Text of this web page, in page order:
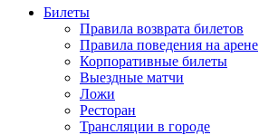
Билеты
Правила возврата билетов
Правила поведения на арене
Корпоративные билеты
Выездные матчи
Ложи
Ресторан
Трансляции в городе